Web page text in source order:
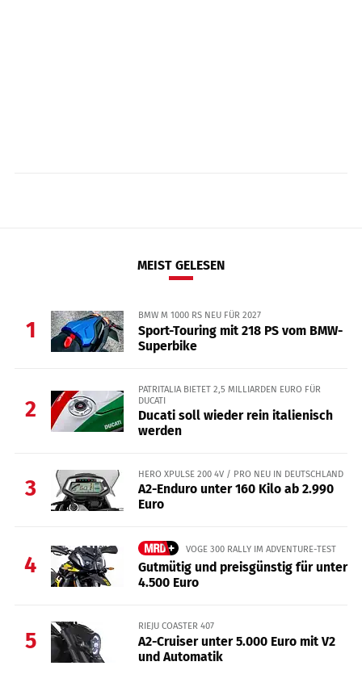
MEIST GELESEN
1
BMW M 1000 RS NEU FÜR 2027
Sport-Touring mit 218 PS vom BMW-
Superbike
2
PATRITALIA BIETET 2,5 MILLIARDEN EURO FÜR
DUCATI
Ducati soll wieder rein italienisch
werden
3
HERO XPULSE 200 4V / PRO NEU IN DEUTSCHLAND
A2-Enduro unter 160 Kilo ab 2.990
Euro
4
VOGE 300 RALLY IM ADVENTURE-TEST
Gutmütig und preisgünstig für unter
4.500 Euro
5
RIEJU COASTER 407
A2-Cruiser unter 5.000 Euro mit V2
und Automatik